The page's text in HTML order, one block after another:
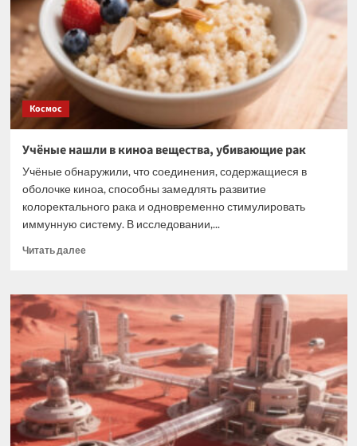
раскрывают
тайну
происхождения
3I/ATLAS
Космос
Учёные нашли в киноа вещества, убивающие рак
Учёные обнаружили, что соединения, содержащиеся в
оболочке киноа, способны замедлять развитие
колоректального рака и одновременно стимулировать
иммунную систему. В исследовании,...
Читать далееПрочитать
Учёные
нашли
в
вещества,
убивающие
рак